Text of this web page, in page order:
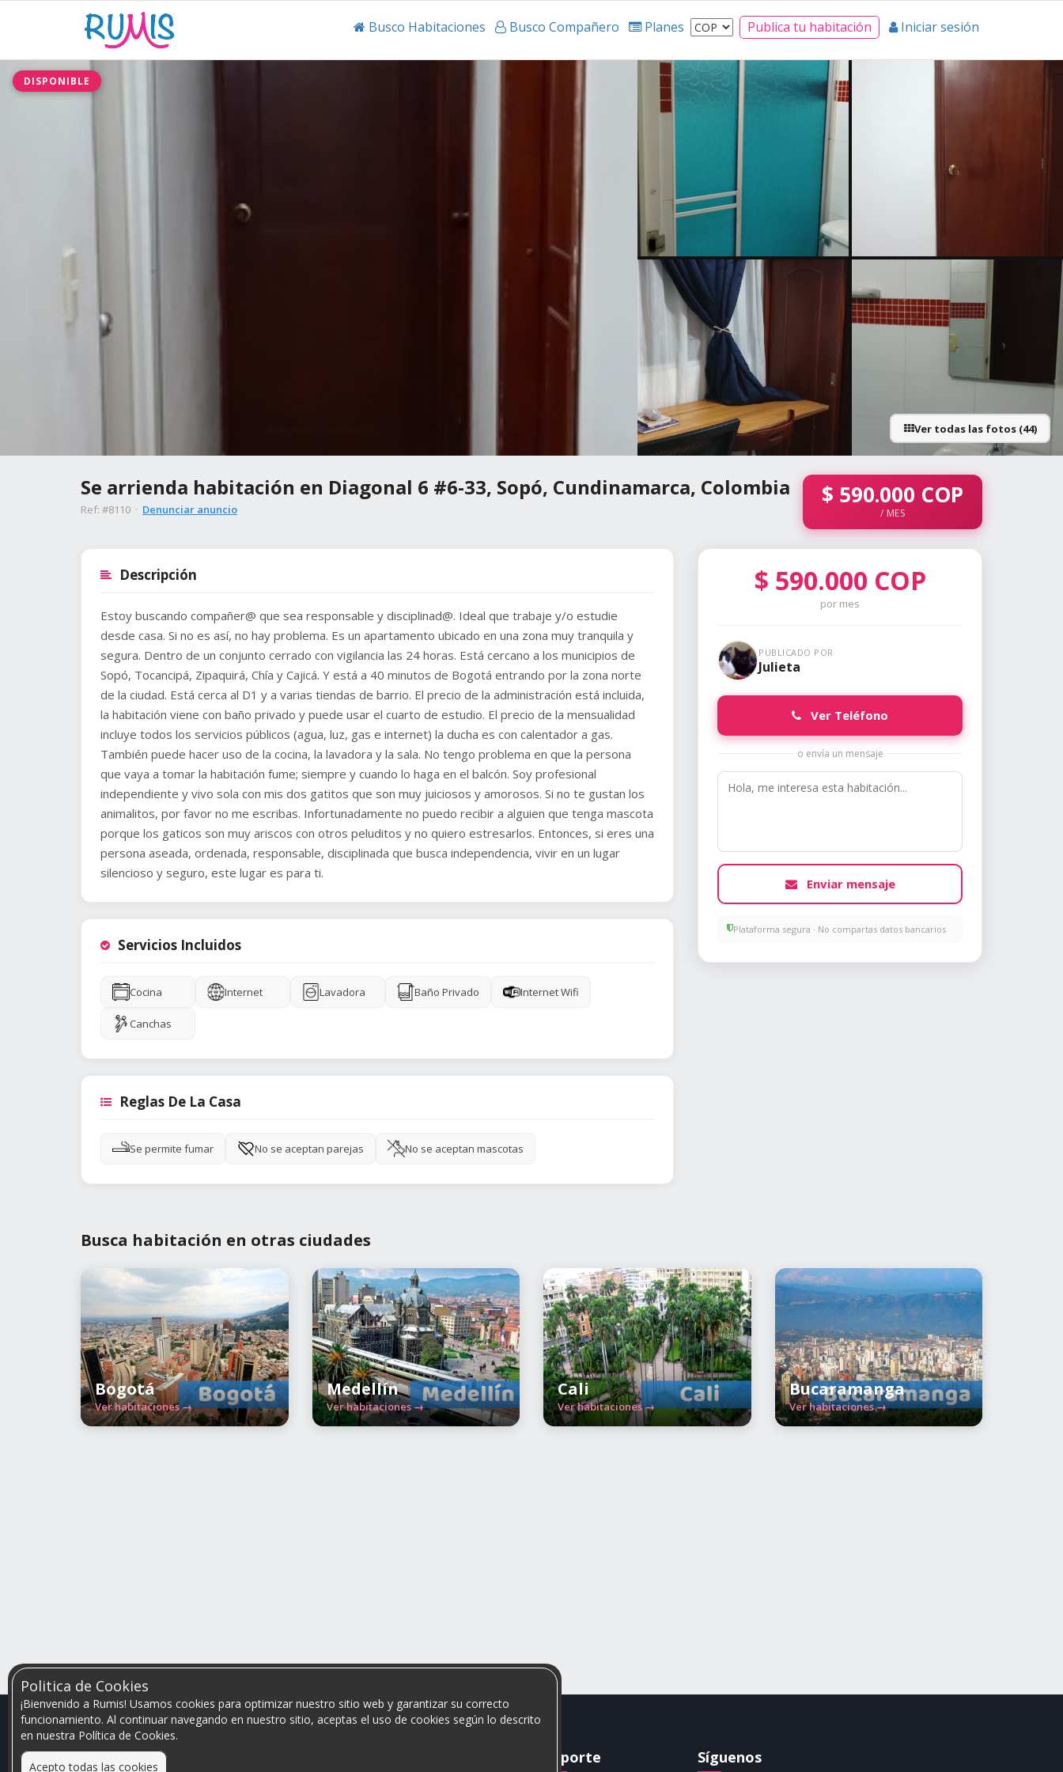
Busco Habitaciones Busco Compañero Planes Publica tu habitación Iniciar sesión
DISPONIBLE
Ver todas las fotos (44)
Se arrienda habitación en Diagonal 6 #6-33, Sopó, Cundinamarca, Colombia
Ref: #8110 · Denunciar anuncio
$ 590.000 COP
/ MES
Descripción
Estoy buscando compañer@ que sea responsable y disciplinad@. Ideal que trabaje y/o estudie
desde casa. Si no es así, no hay problema. Es un apartamento ubicado en una zona muy tranquila y
segura. Dentro de un conjunto cerrado con vigilancia las 24 horas. Está cercano a los municipios de
Sopó, Tocancipá, Zipaquirá, Chía y Cajicá. Y está a 40 minutos de Bogotá entrando por la zona norte
de la ciudad. Está cerca al D1 y a varias tiendas de barrio. El precio de la administración está incluida,
la habitación viene con baño privado y puede usar el cuarto de estudio. El precio de la mensualidad
incluye todos los servicios públicos (agua, luz, gas e internet) la ducha es con calentador a gas.
También puede hacer uso de la cocina, la lavadora y la sala. No tengo problema en que la persona
que vaya a tomar la habitación fume; siempre y cuando lo haga en el balcón. Soy profesional
independiente y vivo sola con mis dos gatitos que son muy juiciosos y amorosos. Si no te gustan los
animalitos, por favor no me escribas. Infortunadamente no puedo recibir a alguien que tenga mascota
porque los gaticos son muy ariscos con otros peluditos y no quiero estresarlos. Entonces, si eres una
persona aseada, ordenada, responsable, disciplinada que busca independencia, vivir en un lugar
silencioso y seguro, este lugar es para ti.
Servicios Incluidos
Cocina Internet Lavadora Baño Privado Internet Wifi
Canchas
Reglas De La Casa
Se permite fumar No se aceptan parejas No se aceptan mascotas
$ 590.000 COP
por mes
PUBLICADO POR
Julieta
Ver Teléfono
o envía un mensaje
Enviar mensaje
Plataforma segura · No compartas datos bancarios
Busca habitación en otras ciudades
Bogotá
Ver habitaciones →
Medellín
Ver habitaciones →
Cali
Ver habitaciones →
Bucaramanga
Ver habitaciones →
Politica de Cookies
¡Bienvenido a Rumis! Usamos cookies para optimizar nuestro sitio web y garantizar su correcto
funcionamiento. Al continuar navegando en nuestro sitio, aceptas el uso de cookies según lo descrito
en nuestra Política de Cookies.
Acepto todas las cookies
Soporte Síguenos